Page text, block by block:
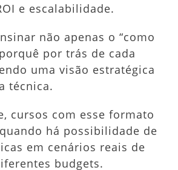
e escalabilidade.
não apenas o “como
por trás de cada
uma visão estratégica
técnica.
cursos com esse formato
há possibilidade de
em cenários reais de
budgets.